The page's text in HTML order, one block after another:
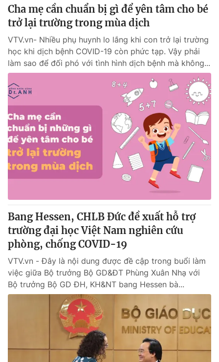
Cha mẹ cần chuẩn bị gì để yên tâm cho bé
trở lại trường trong mùa dịch
VTV.vn- Nhiều phụ huynh lo lắng khi con trở lại trường
học khi dịch bệnh COVID-19 còn phức tạp. Vậy phải
làm sao để đối phó với tình hình dịch bệnh mà không...
Bang Hessen, CHLB Đức đề xuất hỗ trợ
trường đại học Việt Nam nghiên cứu
phòng, chống COVID-19
VTV.vn - Đây là nội dung được đề cập trong buổi làm
việc giữa Bộ trưởng Bộ GD&ĐT Phùng Xuân Nhạ với
Bộ trưởng Bộ GD ĐH, KH&NT bang Hessen bà...